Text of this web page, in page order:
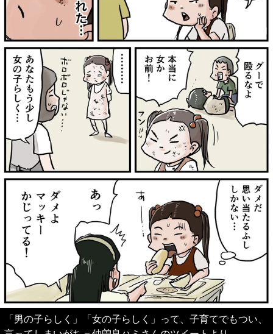
「男の子らしく」「女の子らしく」って、子育てでもつい、